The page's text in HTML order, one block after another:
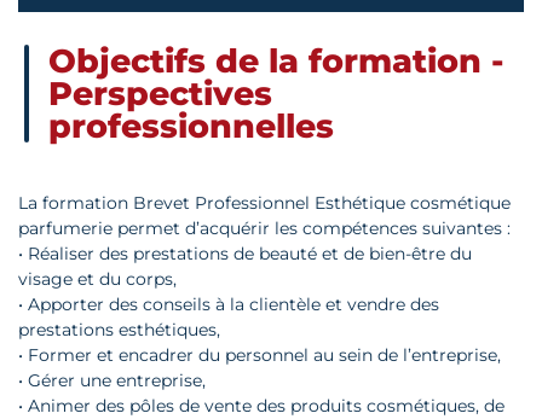
Objectifs de la formation -
Perspectives
professionnelles
La formation Brevet Professionnel Esthétique cosmétique
parfumerie permet d’acquérir les compétences suivantes :
• Réaliser des prestations de beauté et de bien-être du
visage et du corps,
• Apporter des conseils à la clientèle et vendre des
prestations esthétiques,
• Former et encadrer du personnel au sein de l’entreprise,
• Gérer une entreprise,
• Animer des pôles de vente des produits cosmétiques, de